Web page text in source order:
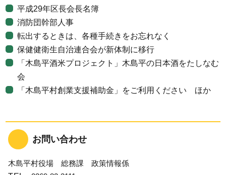
平成29年区長会長名簿
消防団幹部人事
転出するときは、各種手続きをお忘れなく
保健健衛生自治連合会が新体制に移行
「木島平酒米プロジェクト」木島平の日本酒をたしなむ
会
「木島平村創業支援補助金」をご利用ください ほか
お問い合わせ
木島平村役場 総務課 政策情報係